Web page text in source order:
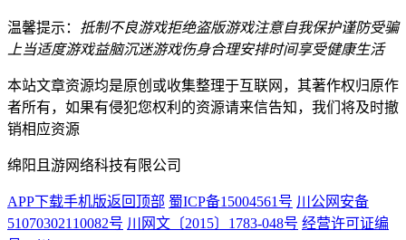
温馨提示： 抵制不良游戏拒绝盗版游戏注意自我保护谨防受骗
上当适度游戏益脑沉迷游戏伤身合理安排时间享受健康生活
本站文章资源均是原创或收集整理于互联网，其著作权归原作
者所有，如果有侵犯您权利的资源请来信告知，我们将及时撤
销相应资源
绵阳且游网络科技有限公司
APP下载手机版返回顶部 蜀ICP备15004561号 川公网安备
51070302110082号 川网文〔2015〕1783-048号 经营许可证编